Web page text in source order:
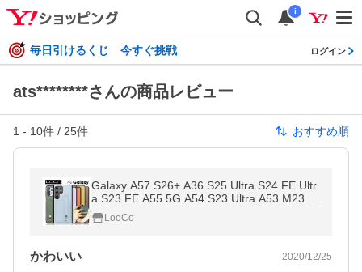
i
毎日引けるくじ 今すぐ挑戦 ログイン
ats********さんの商品レビュー
1 - 10件 / 25件 おすすめ順
Galaxy A57 S26+ A36 S25 Ultra S24 FE Ultr
a S23 FE A55 5G A54 S23 Ultra A53 M23 S
22 S21 + Ultra 5G A32 Note 20 S20 ケース
S20+ カバー S10 本革
LooCo
かわいい 2020/12/25